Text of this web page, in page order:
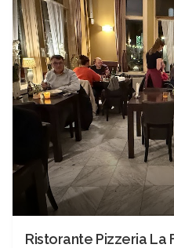
Ristorante Pizzeria La